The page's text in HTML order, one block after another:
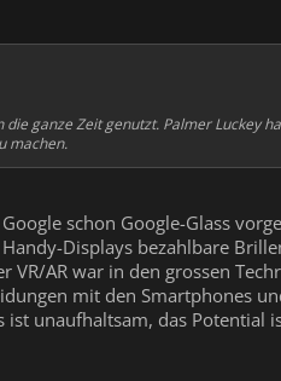
ganze Zeit genutzt. Palmer Luckey
machen.
schon Google-Glass
Displays bezahlbare
AR war in den grossen
mit den Smartphones
unaufhaltsam, das Potential